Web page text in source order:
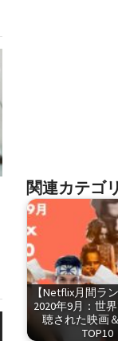
関連カテゴ
【Netflix月間ラ
2020年9月：世
聴された映画
TOP10